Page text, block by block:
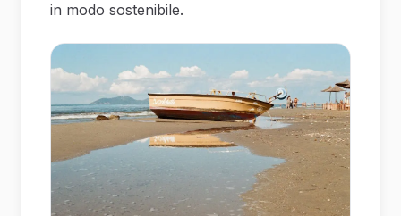
in modo sostenibile.